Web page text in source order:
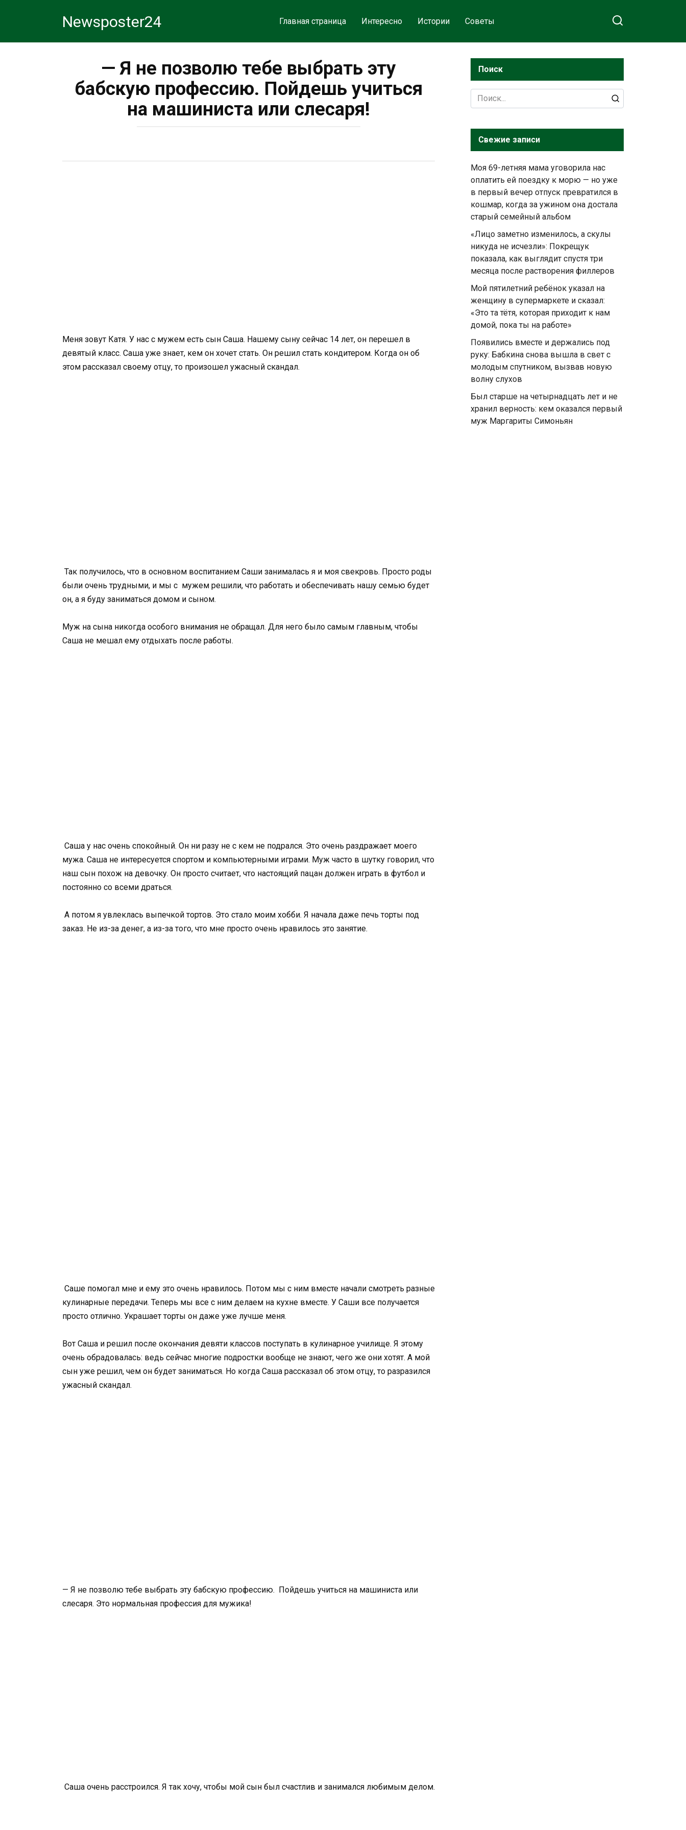
Newsposter24 Главная страница Интересно Истории Советы
— Я не позволю тебе выбрать эту
бабскую профессию. Пойдешь учиться
на машиниста или слесаря!
Меня зовут Катя. У нас с мужем есть сын Саша. Нашему сыну сейчас 14 лет, он перешел в
девятый класс. Саша уже знает, кем он хочет стать. Он решил стать кондитером. Когда он об
этом рассказал своему отцу, то произошел ужасный скандал.
Так получилось, что в основном воспитанием Саши занималась я и моя свекровь. Просто роды
были очень трудными, и мы с мужем решили, что работать и обеспечивать нашу семью будет
он, а я буду заниматься домом и сыном.
Муж на сына никогда особого внимания не обращал. Для него было самым главным, чтобы
Саша не мешал ему отдыхать после работы.
Саша у нас очень спокойный. Он ни разу не с кем не подрался. Это очень раздражает моего
мужа. Саша не интересуется спортом и компьютерными играми. Муж часто в шутку говорил, что
наш сын похож на девочку. Он просто считает, что настоящий пацан должен играть в футбол и
постоянно со всеми драться.
А потом я увлеклась выпечкой тортов. Это стало моим хобби. Я начала даже печь торты под
заказ. Не из-за денег, а из-за того, что мне просто очень нравилось это занятие.
Саше помогал мне и ему это очень нравилось. Потом мы с ним вместе начали смотреть разные
кулинарные передачи. Теперь мы все с ним делаем на кухне вместе. У Саши все получается
просто отлично. Украшает торты он даже уже лучше меня.
Вот Саша и решил после окончания девяти классов поступать в кулинарное училище. Я этому
очень обрадовалась: ведь сейчас многие подростки вообще не знают, чего же они хотят. А мой
сын уже решил, чем он будет заниматься. Но когда Саша рассказал об этом отцу, то разразился
ужасный скандал.
— Я не позволю тебе выбрать эту бабскую профессию. Пойдешь учиться на машиниста или
слесаря. Это нормальная профессия для мужика!
Саша очень расстроился. Я так хочу, чтобы мой сын был счастлив и занимался любимым делом.
Поиск
Search
for:
Свежие записи
Моя 69-летняя мама уговорила нас
оплатить ей поездку к морю — но уже
в первый вечер отпуск превратился в
кошмар, когда за ужином она достала
старый семейный альбом
«Лицо заметно изменилось, а скулы
никуда не исчезли»: Покрещук
показала, как выглядит спустя три
месяца после растворения филлеров
Мой пятилетний ребёнок указал на
женщину в супермаркете и сказал:
«Это та тётя, которая приходит к нам
домой, пока ты на работе»
Появились вместе и держались под
руку: Бабкина снова вышла в свет с
молодым спутником, вызвав новую
волну слухов
Был старше на четырнадцать лет и не
хранил верность: кем оказался первый
муж Маргариты Симоньян